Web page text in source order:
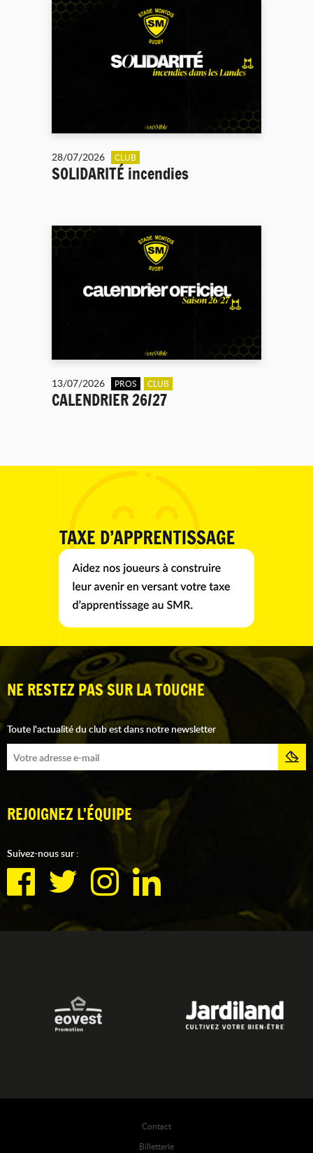
28/07/2026 CLUB
SOLIDARITÉ incendies
13/07/2026 PROS CLUB
CALENDRIER 26/27
NE RESTEZ PAS SUR LA TOUCHE
Toute l'actualité du club est dans notre newsletter
REJOIGNEZ L'ÉQUIPE
Suivez-nous sur :
Contact
Billetterie